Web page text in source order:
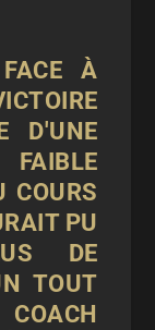
À
D'UNE
COURS
PU
DE
TOUT